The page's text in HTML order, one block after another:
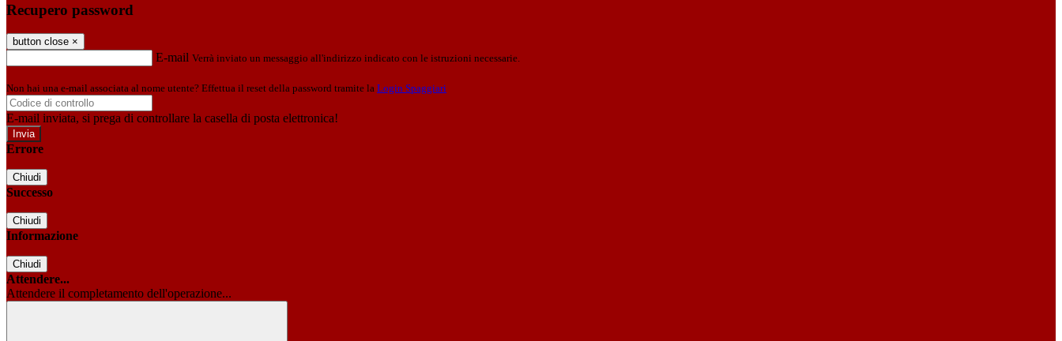
Recupero password
button close ×
E-mail Verrà inviato un messaggio all'indirizzo indicato con le istruzioni necessarie.
Non hai una e-mail associata al nome utente? Effettua il reset della password tramite la Login Spaggiari
E-mail inviata, si prega di controllare la casella di posta elettronica!
Errore
Chiudi
Successo
Chiudi
Informazione
Chiudi
Attendere...
Attendere il completamento dell'operazione...